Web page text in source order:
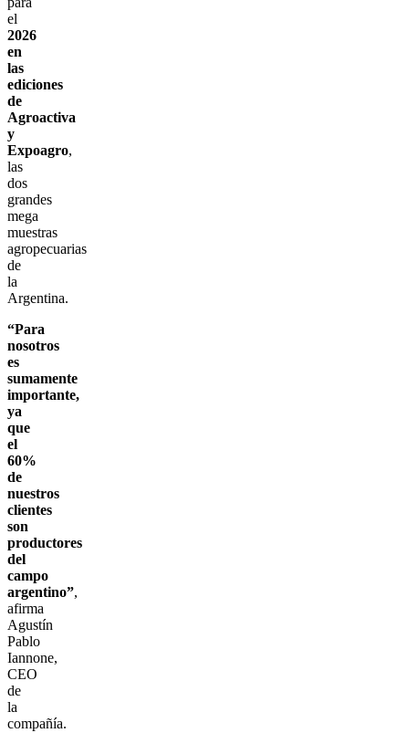
el
2026
en
las
ediciones
de
Agroactiva
y
Expoagro,
las
dos
grandes
mega
muestras
agropecuarias
de
la
Argentina.
“Para
nosotros
es
sumamente
importante,
ya
que
el
60%
de
nuestros
clientes
son
productores
del
campo
argentino”,
afirma
Agustín
Pablo
Iannone,
CEO
de
la
compañía.